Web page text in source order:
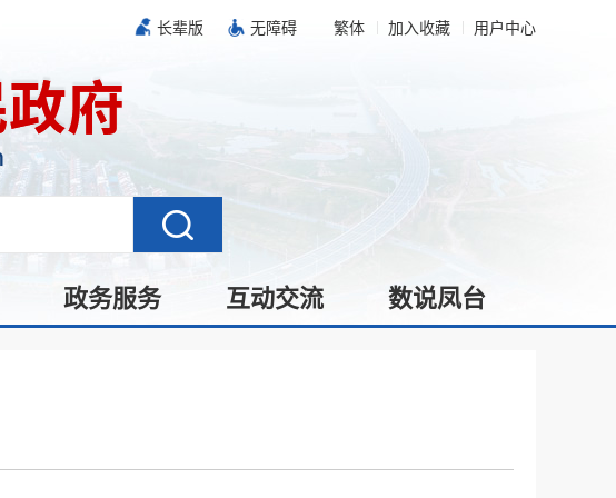
长辈版 无障碍 繁体 加入收藏 用户中心
政务服务 互动交流 数说凤台